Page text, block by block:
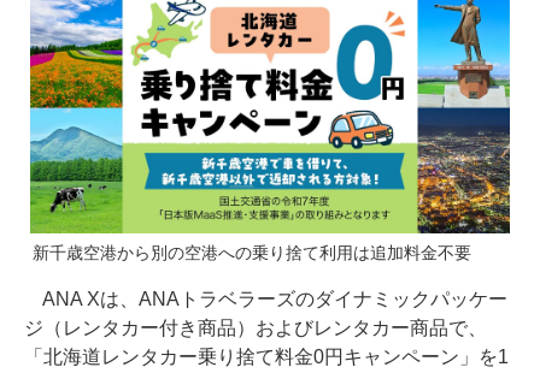
新千歳空港から別の空港への乗り捨て利用は追加料金不要
ANA Xは、ANAトラベラーズのダイナミックパッケー
ジ（レンタカー付き商品）およびレンタカー商品で、
「北海道レンタカー乗り捨て料金0円キャンペーン」を1